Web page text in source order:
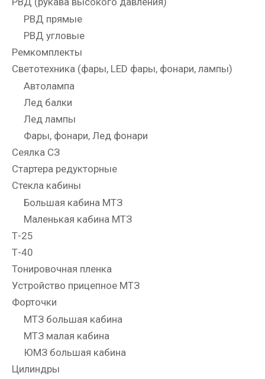
РВД прямые
РВД угловые
Ремкомплекты
Светотехника (фары, LED фары, фонари, лампы)
Автолампа
Лед балки
Лед лампы
Фары, фонари, Лед фонари
Сеялка СЗ
Стартера редукторные
Стекла кабины
Большая кабина МТЗ
Маленькая кабина МТЗ
Т-25
Т-40
Тонировочная пленка
Устройство прицепное МТЗ
Форточки
МТЗ большая кабина
МТЗ малая кабина
ЮМЗ большая кабина
Цилиндры